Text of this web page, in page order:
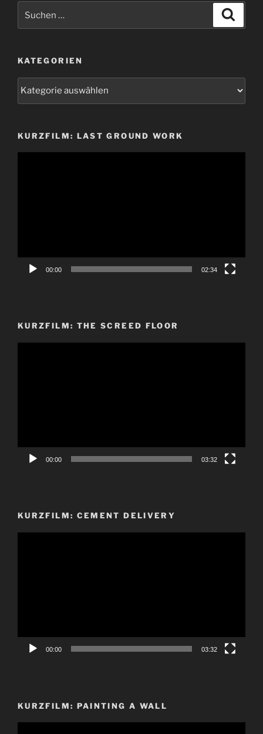
nach:
KATEGORIEN
KURZFILM: LAST GROUND WORK
00:00 02:34
KURZFILM: THE SCREED FLOOR
00:00 03:32
KURZFILM: CEMENT DELIVERY
00:00 03:32
KURZFILM: PAINTING A WALL